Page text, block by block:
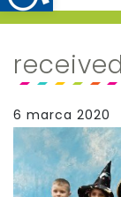
6 marca 2020